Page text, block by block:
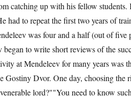
catching up with his fellow
had to repeat the first two years of
was four and a half (out of
began to write short reviews of the
at Mendeleev for many years was
Gostiny Dvor. One day, choosing
lord?""You need to know